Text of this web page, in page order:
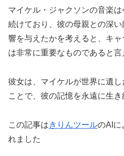
マイケル・ジャクソンの音楽
続けており、彼の母親との深
響を与えたかを考えると、キ
は非常に重要なものであると言
彼女は、マイケルが世界に遺
ことで、彼の記憶を永遠に生き
この記事はきりんツールのAIに
れました